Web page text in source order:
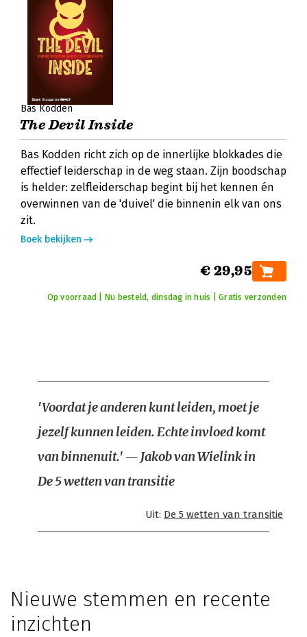
Bas Kodden
The Devil Inside
Bas Kodden richt zich op de innerlijke blokkades die
effectief leiderschap in de weg staan. Zijn boodschap
is helder: zelfleiderschap begint bij het kennen én
overwinnen van de 'duivel' die binnenin elk van ons
zit.
Boek bekijken
€ 29,95
Op voorraad | Nu besteld, dinsdag in huis | Gratis verzonden
'Voordat je anderen kunt leiden, moet je
jezelf kunnen leiden. Echte invloed komt
van binnenuit.' — Jakob van Wielink in
De 5 wetten van transitie
Uit: De 5 wetten van transitie
Nieuwe stemmen en recente
inzichten